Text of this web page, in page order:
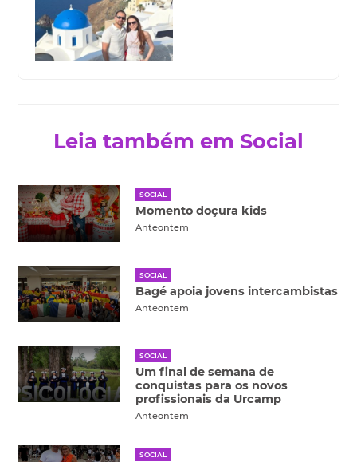
Leia também em Social
SOCIAL
Momento doçura kids
Anteontem
SOCIAL
Bagé apoia jovens intercambistas
Anteontem
SOCIAL
Um final de semana de
conquistas para os novos
profissionais da Urcamp
Anteontem
SOCIAL